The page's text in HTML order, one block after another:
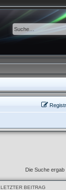
Die Suche ergab
LETZTER BEITRAG